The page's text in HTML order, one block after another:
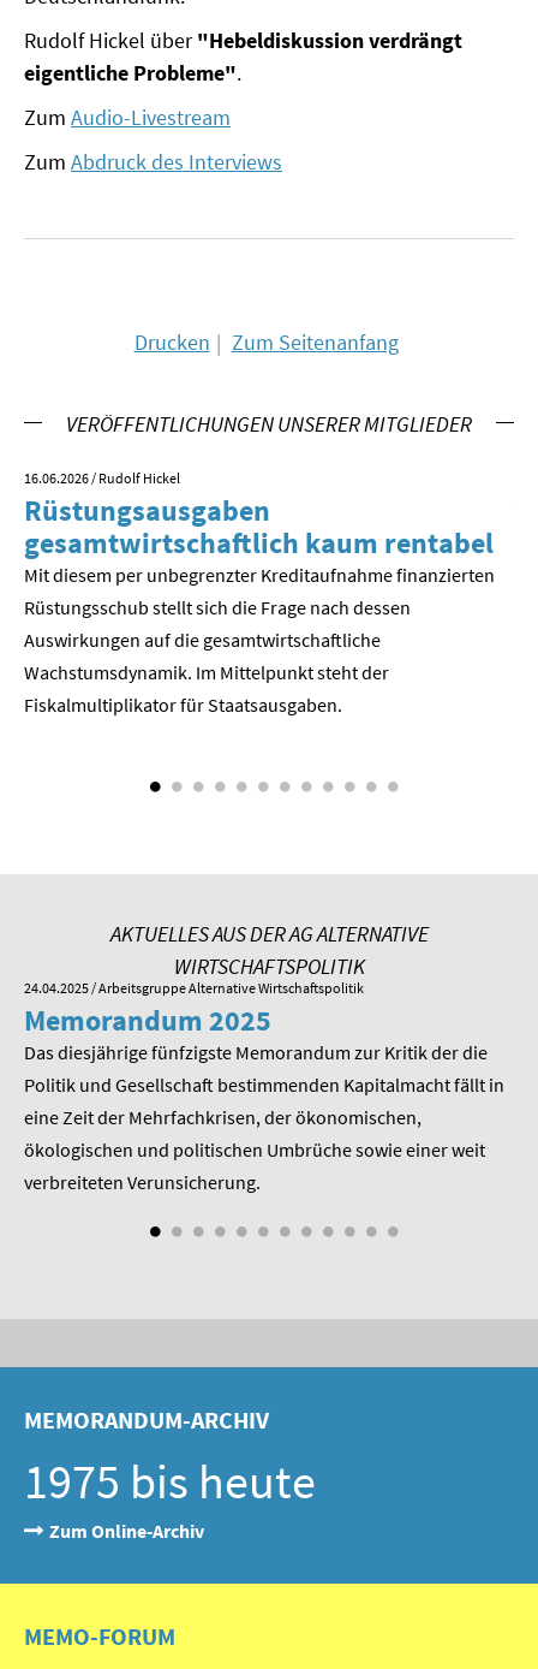
MATERIALIEN ZUR SOMMERSCHULE
MEMO-FORUM
SOMMERSCHULE 2022
SOMMERSCHULE 2021
SOMMERSCHULE 2020
SOMMERSCHULE 2019
SOMMERSCHULE 2018
SOMMERSCHULE 2017
SOMMERSCHULE 2016
SOMMERSCHULE 2012
SOMMERSCHULE 2011
SOMMERSCHULE 2010
SOMMERSCHULE 2009
SOMMERSCHULE 2008
Termine
Newsletter
Suche
Presse
Veröffentlichungen unserer Mitglieder
Rudolf Hickel über"Hebeldiskussion verdrängt
eigentliche Probleme".
Zum Audio-Livestream
Zum Abdruck des Interviews
Drucken Zum Seitenanfang
VERÖFFENTLICHUNGEN UNSERER MITGLIEDER
16.06.2026 / Rudolf Hickel
Rüstungsausgaben
gesamtwirtschaftlich kaum rentabel
Mit diesem per unbegrenzter Kreditaufnahme finanzierten
Rüstungsschub stellt sich die Frage nach dessen
Auswirkungen auf die gesamtwirtschaftli­che
Wachstumsdynamik. Im Mittelpunkt steht der
Fiskalmultiplikator für Staatsausgaben.
AKTUELLES AUS DER AG ALTERNATIVE
WIRTSCHAFTSPOLITIK
24.04.2025 / Arbeitsgruppe Alternative Wirtschaftspolitik
Memorandum 2025
Das diesjährige fünfzigste Memorandum zur Kritik der die
Politik und Gesellschaft bestimmenden Kapitalmacht fällt in
eine Zeit der Mehrfachkrisen, der ökonomischen,
ökologischen und politischen Umbrüche sowie einer weit
verbreiteten Verunsicherung.
MEMORANDUM-ARCHIV
1975 bis heute
Zum Online-Archiv
MEMO-FORUM